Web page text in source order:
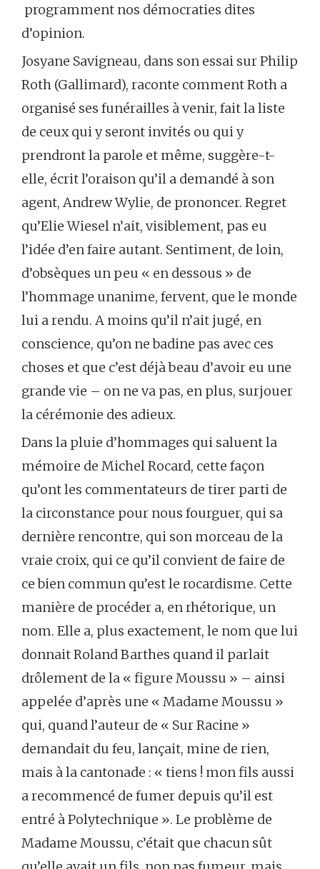
programment nos démocraties dites
d’opinion.
Josyane Savigneau, dans son essai sur Philip
Roth (Gallimard), raconte comment Roth a
organisé ses funérailles à venir, fait la liste
de ceux qui y seront invités ou qui y
prendront la parole et même, suggère-t-
elle, écrit l’oraison qu’il a demandé à son
agent, Andrew Wylie, de prononcer. Regret
qu’Elie Wiesel n’ait, visiblement, pas eu
l’idée d’en faire autant. Sentiment, de loin,
d’obsèques un peu « en dessous » de
l’hommage unanime, fervent, que le monde
lui a rendu. A moins qu’il n’ait jugé, en
conscience, qu’on ne badine pas avec ces
choses et que c’est déjà beau d’avoir eu une
grande vie – on ne va pas, en plus, surjouer
la cérémonie des adieux.
Dans la pluie d’hommages qui saluent la
mémoire de Michel Rocard, cette façon
qu’ont les commentateurs de tirer parti de
la circonstance pour nous fourguer, qui sa
dernière rencontre, qui son morceau de la
vraie croix, qui ce qu’il convient de faire de
ce bien commun qu’est le rocardisme. Cette
manière de procéder a, en rhétorique, un
nom. Elle a, plus exactement, le nom que lui
donnait Roland Barthes quand il parlait
drôlement de la « figure Moussu » – ainsi
appelée d’après une « Madame Moussu »
qui, quand l’auteur de « Sur Racine »
demandait du feu, lançait, mine de rien,
mais à la cantonade : « tiens ! mon fils aussi
a recommencé de fumer depuis qu’il est
entré à Polytechnique ». Le problème de
Madame Moussu, c’était que chacun sût